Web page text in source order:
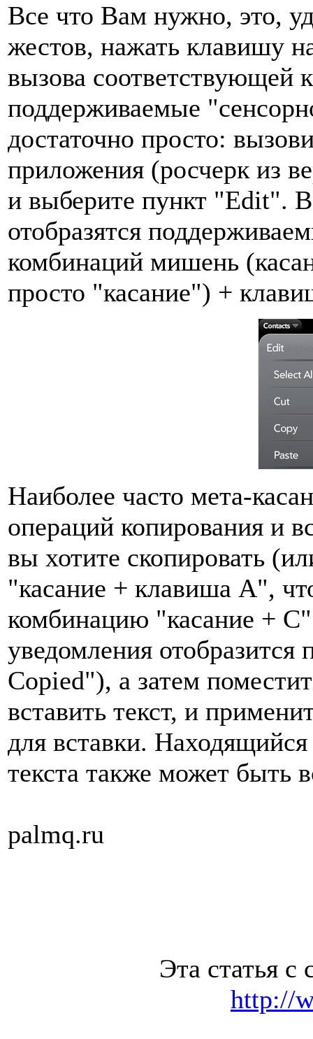
Все что Вам нужно, это,
жестов, нажать клавишу
вызова соответствующей
поддерживаемые
достаточно просто:
приложения (росчерк из
и выберите пункт "Edit".
отобразятся
комбинаций мишень
просто "касание") +
Наиболее часто мета-
операций копирования и
вы хотите скопировать
"касание + клавиша A",
комбинацию "касание +
уведомления
Copied"), а затем
вставить текст, и
для вставки.
текста также может быть
palmq.ru
Эта статья с
http://